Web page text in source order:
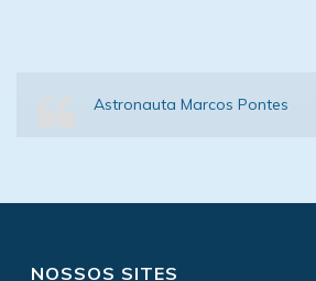
Astronauta Marcos Pontes
NOSSOS SITES